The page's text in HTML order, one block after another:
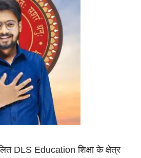
DLS Education शिक्षा के क्षेत्र